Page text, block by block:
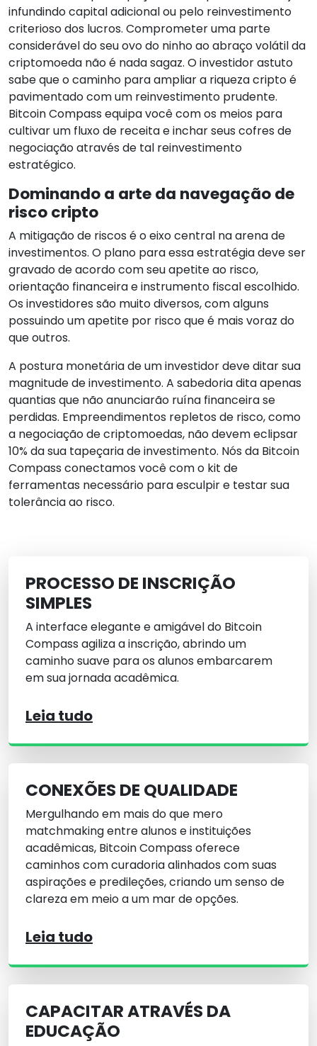
infundindo capital adicional ou pelo reinvestimento
criterioso dos lucros. Comprometer uma parte
considerável do seu ovo do ninho ao abraço volátil da
criptomoeda não é nada sagaz. O investidor astuto
sabe que o caminho para ampliar a riqueza cripto é
pavimentado com um reinvestimento prudente.
Bitcoin Compass equipa você com os meios para
cultivar um fluxo de receita e inchar seus cofres de
negociação através de tal reinvestimento
estratégico.
Dominando a arte da navegação de
risco cripto
A mitigação de riscos é o eixo central na arena de
investimentos. O plano para essa estratégia deve ser
gravado de acordo com seu apetite ao risco,
orientação financeira e instrumento fiscal escolhido.
Os investidores são muito diversos, com alguns
possuindo um apetite por risco que é mais voraz do
que outros.
A postura monetária de um investidor deve ditar sua
magnitude de investimento. A sabedoria dita apenas
quantias que não anunciarão ruína financeira se
perdidas. Empreendimentos repletos de risco, como
a negociação de criptomoedas, não devem eclipsar
10% da sua tapeçaria de investimento. Nós da Bitcoin
Compass conectamos você com o kit de
ferramentas necessário para esculpir e testar sua
tolerância ao risco.
PROCESSO DE INSCRIÇÃO
SIMPLES
A interface elegante e amigável do Bitcoin
Compass agiliza a inscrição, abrindo um
caminho suave para os alunos embarcarem
em sua jornada acadêmica.
Leia tudo
CONEXÕES DE QUALIDADE
Mergulhando em mais do que mero
matchmaking entre alunos e instituições
acadêmicas, Bitcoin Compass oferece
caminhos com curadoria alinhados com suas
aspirações e predileções, criando um senso de
clareza em meio a um mar de opções.
Leia tudo
CAPACITAR ATRAVÉS DA
EDUCAÇÃO